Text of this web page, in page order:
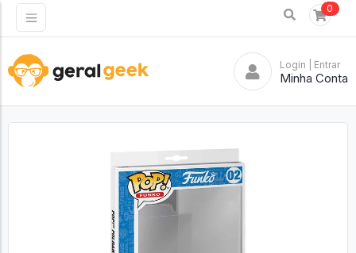
0
Login | Entrar
Minha Conta